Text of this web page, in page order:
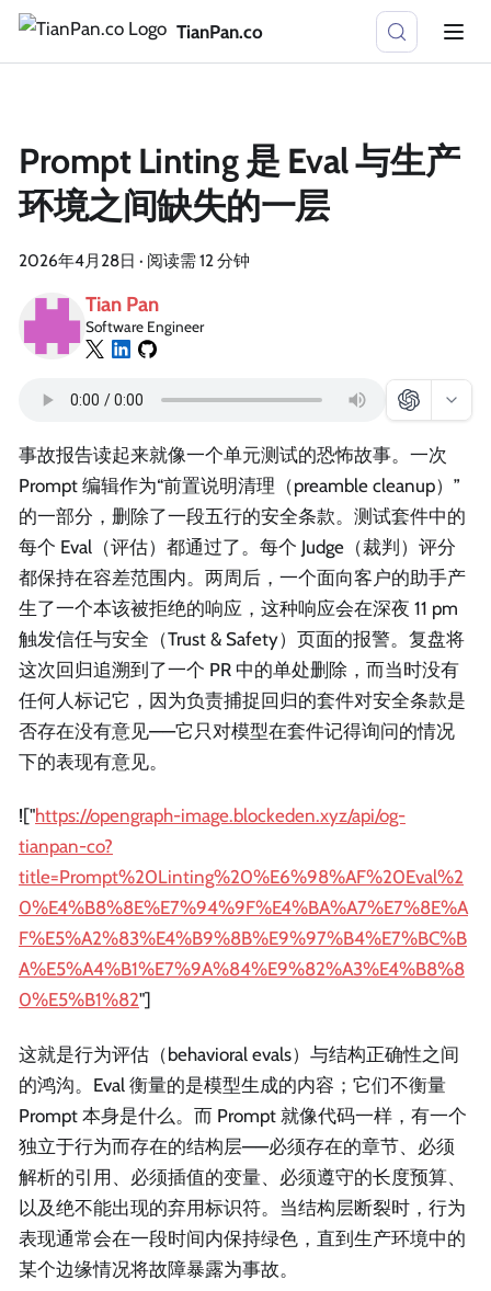
TianPan.co
Prompt Linting 是 Eval 与生产
环境之间缺失的一层
2026年4月28日 · 阅读需 12 分钟
Tian Pan
Software Engineer
事故报告读起来就像一个单元测试的恐怖故事。一次
Prompt 编辑作为“前置说明清理（preamble cleanup）”
的一部分，删除了一段五行的安全条款。测试套件中的
每个 Eval（评估）都通过了。每个 Judge（裁判）评分
都保持在容差范围内。两周后，一个面向客户的助手产
生了一个本该被拒绝的响应，这种响应会在深夜 11 pm
触发信任与安全（Trust & Safety）页面的报警。复盘将
这次回归追溯到了一个 PR 中的单处删除，而当时没有
任何人标记它，因为负责捕捉回归的套件对安全条款是
否存在没有意见——它只对模型在套件记得询问的情况
下的表现有意见。
!["https://opengraph-image.blockeden.xyz/api/og-
tianpan-co?
title=Prompt%20Linting%20%E6%98%AF%20Eval%2
0%E4%B8%8E%E7%94%9F%E4%BA%A7%E7%8E%A
F%E5%A2%83%E4%B9%8B%E9%97%B4%E7%BC%B
A%E5%A4%B1%E7%9A%84%E9%82%A3%E4%B8%8
0%E5%B1%82"]
这就是行为评估（behavioral evals）与结构正确性之间
的鸿沟。Eval 衡量的是模型生成的内容；它们不衡量
Prompt 本身是什么。而 Prompt 就像代码一样，有一个
独立于行为而存在的结构层——必须存在的章节、必须
解析的引用、必须插值的变量、必须遵守的长度预算、
以及绝不能出现的弃用标识符。当结构层断裂时，行为
表现通常会在一段时间内保持绿色，直到生产环境中的
某个边缘情况将故障暴露为事故。